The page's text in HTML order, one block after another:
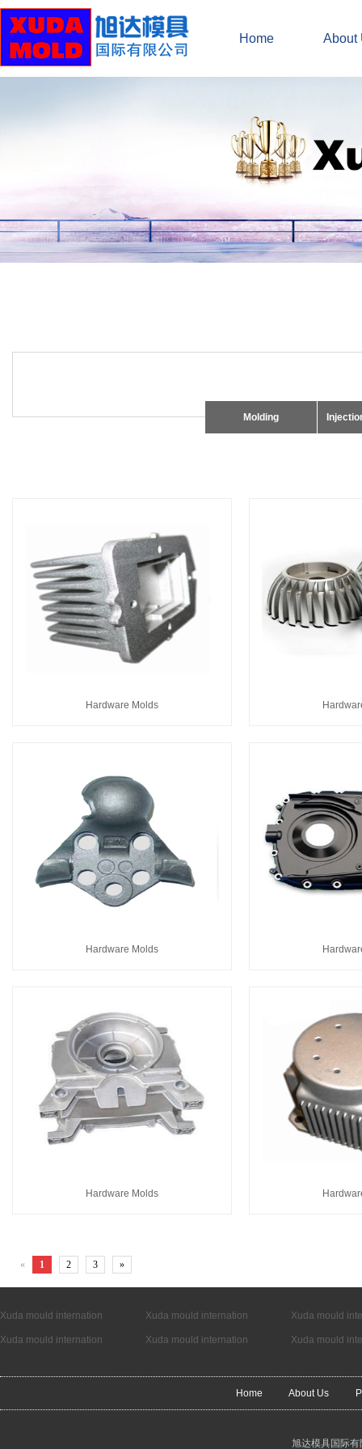
Home About
Molding
Hardware Molds
Hardware Molds
Hardware Molds
« 1 2 3 »
Xuda mould internation Xuda mould internation Xuda mould
Xuda mould internation Xuda mould internation Xuda mould
Home About Us
旭达模具国际